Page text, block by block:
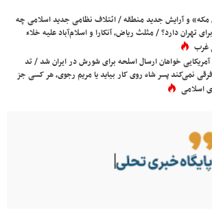
مکه» و آرایش جدید منطقه / ائتلاف نظامی جدید اسلامی چه
تهران دارد؟ / مثلث ریاض، آنکارا و اسلام‌آباد علیه خلاء
غرب
آمریکایی خواهان ارسال اسلحه برای شورش در ایران شد / تد
نمی‌کند پسر شاه روی کار بیاید یا مریم رجوی، هر کسی جز
اسلامی